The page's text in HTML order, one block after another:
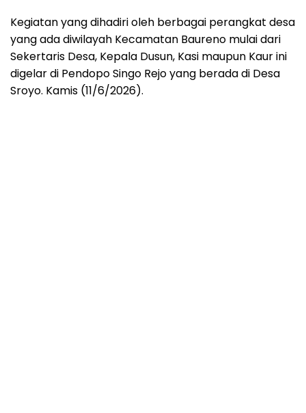
Kegiatan yang dihadiri oleh berbagai perangkat desa
yang ada diwilayah Kecamatan Baureno mulai dari
Sekertaris Desa, Kepala Dusun, Kasi maupun Kaur ini
digelar di Pendopo Singo Rejo yang berada di Desa
Sroyo. Kamis (11/6/2026).